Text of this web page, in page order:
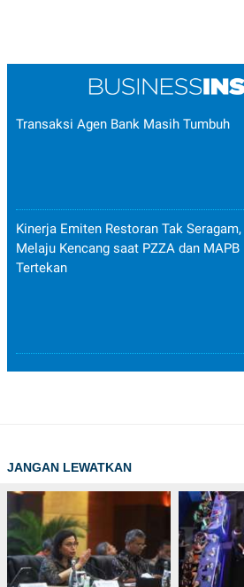
Transaksi Agen Bank Masih Tumbuh
Kinerja Emiten Restoran Tak Seragam,
Melaju Kencang saat PZZA dan MAPB
Tertekan
JANGAN LEWATKAN